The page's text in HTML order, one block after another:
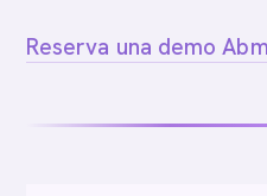
Reserva una demo